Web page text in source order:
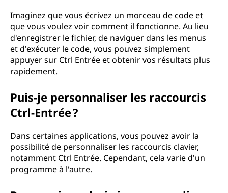
Imaginez que vous écrivez un morceau de code et
que vous voulez voir comment il fonctionne. Au lieu
d'enregistrer le fichier, de naviguer dans les menus
et d'exécuter le code, vous pouvez simplement
appuyer sur Ctrl Entrée et obtenir vos résultats plus
rapidement.
Puis-je personnaliser les raccourcis
Ctrl-Entrée ?
Dans certaines applications, vous pouvez avoir la
possibilité de personnaliser les raccourcis clavier,
notamment Ctrl Entrée. Cependant, cela varie d'un
programme à l'autre.